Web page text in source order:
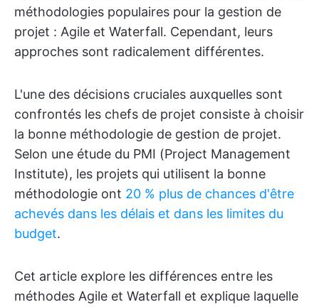
méthodologies populaires pour la gestion de
projet : Agile et Waterfall. Cependant, leurs
approches sont radicalement différentes.
L'une des décisions cruciales auxquelles sont
confrontés les chefs de projet consiste à choisir
la bonne méthodologie de gestion de projet.
Selon une étude du PMI (Project Management
Institute), les projets qui utilisent la bonne
méthodologie ont 20 % plus de chances d'être
achevés dans les délais et dans les limites du
budget.
Cet article explore les différences entre les
méthodes Agile et Waterfall et explique laquelle